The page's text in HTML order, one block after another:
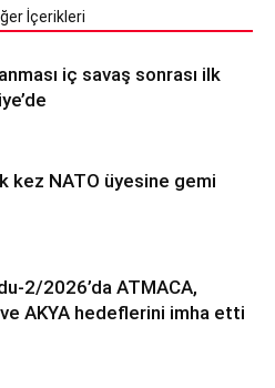
İçerikleri
iç savaş sonrası ilk
kez NATO üyesine gemi
2/2026’da ATMACA,
AKYA hedeflerini imha etti